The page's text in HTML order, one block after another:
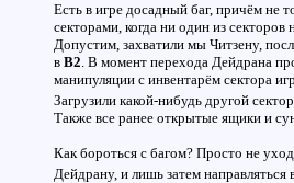
Есть в игре досадный баг, причём не
секторами, когда ни один из
Допустим, захватили мы Читзену,
в B2. В момент перехода Дейдрана
манипуляции с инвентарём сектора
Загрузили какой-нибудь другой
Также все ранее открытые ящики и
Как бороться с багом? Просто не
Дейдрану, и лишь затем направляться